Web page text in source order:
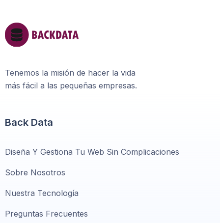
Tenemos la misión de hacer la vida
más fácil a las pequeñas empresas.
Back Data
Diseña Y Gestiona Tu Web Sin Complicaciones
Sobre Nosotros
Nuestra Tecnología
Preguntas Frecuentes